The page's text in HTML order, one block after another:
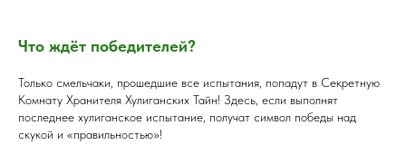
Что ждёт победителей?
Только смельчаки, прошедшие все испытания, попадут в Секретную
Комнату Хранителя Хулиганских Тайн! Здесь, если выполнят
последнее хулиганское испытание, получат символ победы над
скукой и «правильностью»!